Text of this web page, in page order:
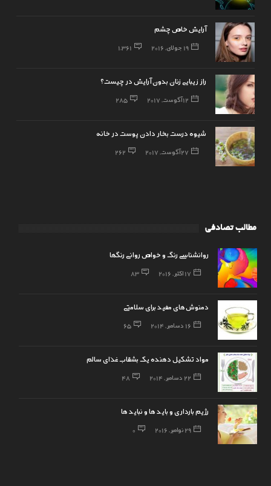
آرایش خاص چشم
19 جولای, 2016 1,361
راز زیبایی زنان بدون آرایش در چیست؟
12 آگوست, 2017 285
شیوه درست بخار دادن پوست در خانه
27 آگوست, 2017 262
مطالب تصادفی
روانشناسی رنگ و خواص روانی رنگها
17 اکتبر, 2016 83
دمنوش‌های مفید برای سلامتی
16 دسامبر, 2014 65
مواد تشکیل دهنده یک بشقاب غذای سالم
22 دسامبر, 2014 48
رژیم بارداری و باید ها و نباید ها
29 نوامبر, 2016 0